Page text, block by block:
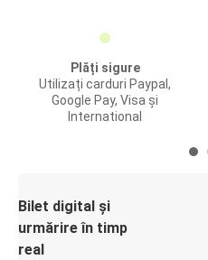
Plăți sigure
Utilizați carduri Paypal,
Google Pay, Visa și
International
Bilet digital și
urmărire în timp
real